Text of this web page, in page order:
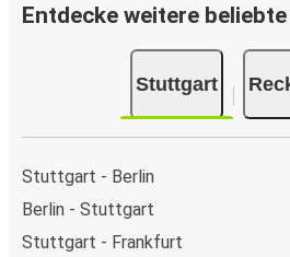
Entdecke weitere
Stuttgart
Stuttgart - Berlin
Berlin - Stuttgart
Stuttgart - Frankfurt